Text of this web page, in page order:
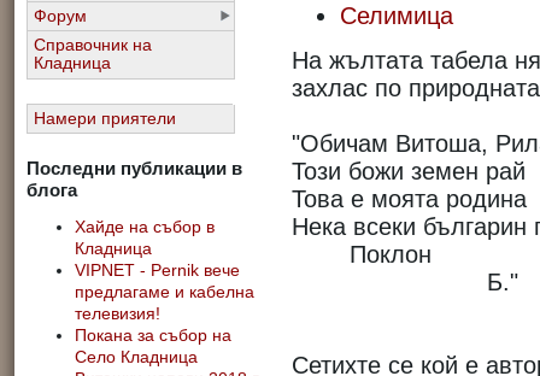
Форум
Справочник на
Кладница
Намери приятели
Последни публикации в
блога
Хайде на събор в
Кладница
VIPNET - Pernik вече
предлагаме и кабелна
телевизия!
Покана за събор на
Село Кладница
Селимица
На жълтата табела
захлас по
"Обичам Витоша,
Този божи земен рай
Това е моята родина
Нека всеки българин
Поклон
Б."
Сетихте се кой е